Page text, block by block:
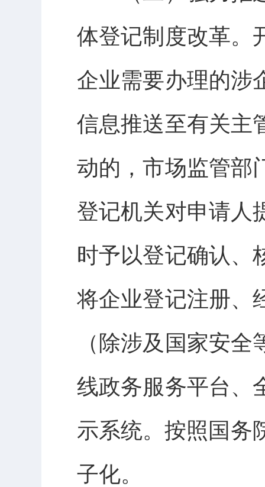
体登记制度改革。
企业需要办理的涉
信息推送至有关主
动的，市场监管部
登记机关对申请人
时予以登记确认、
将企业登记注册、
（除涉及国家安
线政务服务平台、
示系统。按照国务
子化。